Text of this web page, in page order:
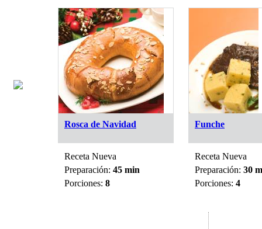
Rosca de Navidad
Receta Nueva
Preparación: 45 min
Porciones: 8
Funche
Receta Nueva
Preparación: 30
Porciones: 4